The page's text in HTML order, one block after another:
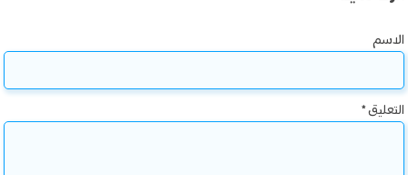
الاسم
التعليق*